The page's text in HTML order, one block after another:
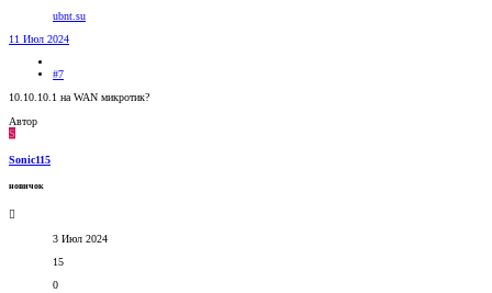
ubnt.su
11 Июл 2024
#7
10.10.10.1 на WAN микротик?
Автор
S
Sonic115
новичок
3 Июл 2024
15
0